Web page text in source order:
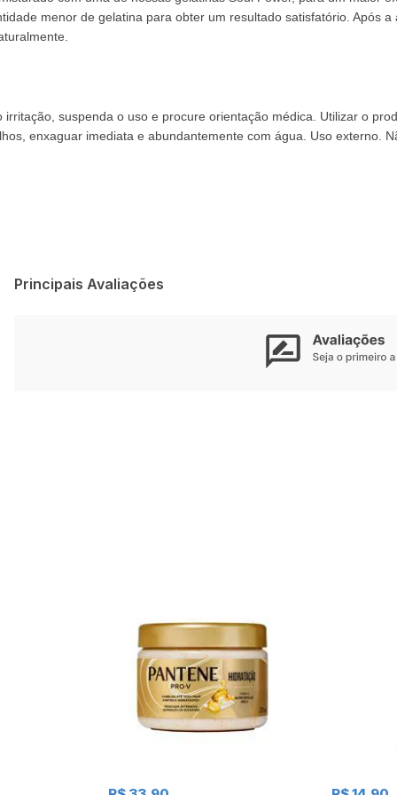
menor de gelatina para obter um resultado satisfatório. Após
suspenda o uso e procure orientação médica. Utilizar o
enxaguar imediata e abundantemente com água. Uso externo.
Principais Avaliações